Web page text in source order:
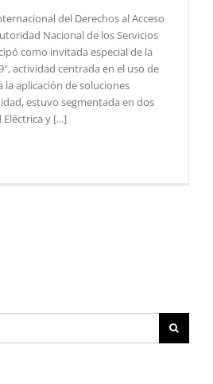
del Derechos al Acceso
Nacional de los Servicios
como invitada especial de la
actividad centrada en el uso de
la aplicación de soluciones
estuvo segmentada en dos
y [...]